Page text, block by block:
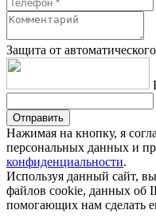
Защита от
Отправить
Нажимая на кнопку, я
персональных данных и
конфиденциальности.
Используя данный сайт,
файлов cookie, данных об
помогающих нам сделать